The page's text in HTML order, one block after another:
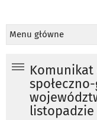
Menu główne
listopadzie